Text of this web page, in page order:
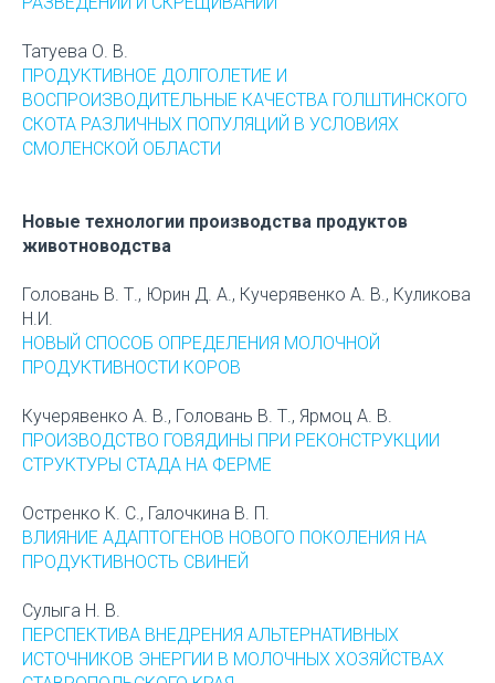
Татуева О. В.
ПРОДУКТИВНОЕ ДОЛГОЛЕТИЕ И
ВОСПРОИЗВОДИТЕЛЬНЫЕ КАЧЕСТВА ГОЛШТИНСКОГО
СКОТА РАЗЛИЧНЫХ ПОПУЛЯЦИЙ В УСЛОВИЯХ
СМОЛЕНСКОЙ ОБЛАСТИ
Новые технологии производства продуктов
животноводства
Головань В. Т., Юрин Д. А., Кучерявенко А. В., Куликова
Н.И.
НОВЫЙ СПОСОБ ОПРЕДЕЛЕНИЯ МОЛОЧНОЙ
ПРОДУКТИВНОСТИ КОРОВ
Кучерявенко А. В., Головань В. Т., Ярмоц А. В.
ПРОИЗВОДСТВО ГОВЯДИНЫ ПРИ РЕКОНСТРУКЦИИ
СТРУКТУРЫ СТАДА НА ФЕРМЕ
Остренко К. С., Галочкина В. П.
ВЛИЯНИЕ АДАПТОГЕНОВ НОВОГО ПОКОЛЕНИЯ НА
ПРОДУКТИВНОСТЬ СВИНЕЙ
Сулыга Н. В.
ПЕРСПЕКТИВА ВНЕДРЕНИЯ АЛЬТЕРНАТИВНЫХ
ИСТОЧНИКОВ ЭНЕРГИИ В МОЛОЧНЫХ ХОЗЯЙСТВАХ